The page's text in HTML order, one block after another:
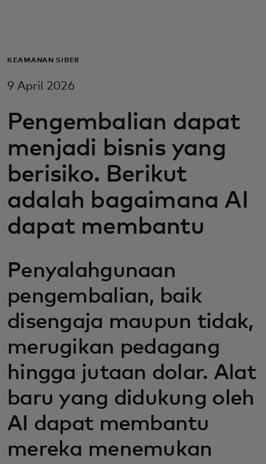
Untuk bisnis
Untuk inovator
Berita dan tren
KEAMANAN SIBER
9 April 2026
Pengembalian dapat
menjadi bisnis yang
berisiko. Berikut
adalah bagaimana AI
dapat membantu
Penyalahgunaan
pengembalian, baik
disengaja maupun tidak,
merugikan pedagang
hingga jutaan dolar. Alat
baru yang didukung oleh
AI dapat membantu
mereka menemukan